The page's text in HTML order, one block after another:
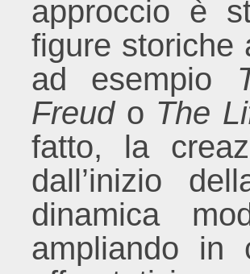
approccio è
figure storiche
ad esempio
Freudo The
fatto, la
dall’inizio
dinamica
ampliando in